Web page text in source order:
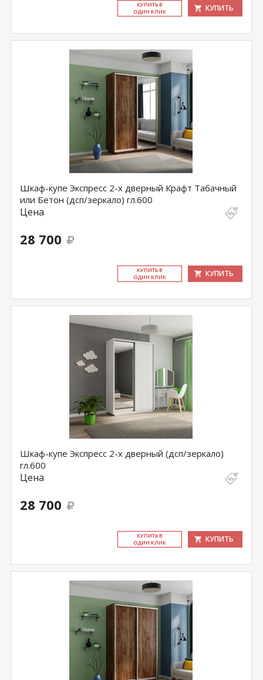
КУ­ПИТЬ В
ОДИН КЛИК
КУПИТЬ
Шкаф-купе Экспресс 2-х дверный Крафт Табачный
или Бетон (дсп/зеркало) гл.600
Цена
28 700
КУ­ПИТЬ В
ОДИН КЛИК
КУПИТЬ
Шкаф-купе Экспресс 2-х дверный (дсп/зеркало)
гл.600
Цена
28 700
КУ­ПИТЬ В
ОДИН КЛИК
КУПИТЬ